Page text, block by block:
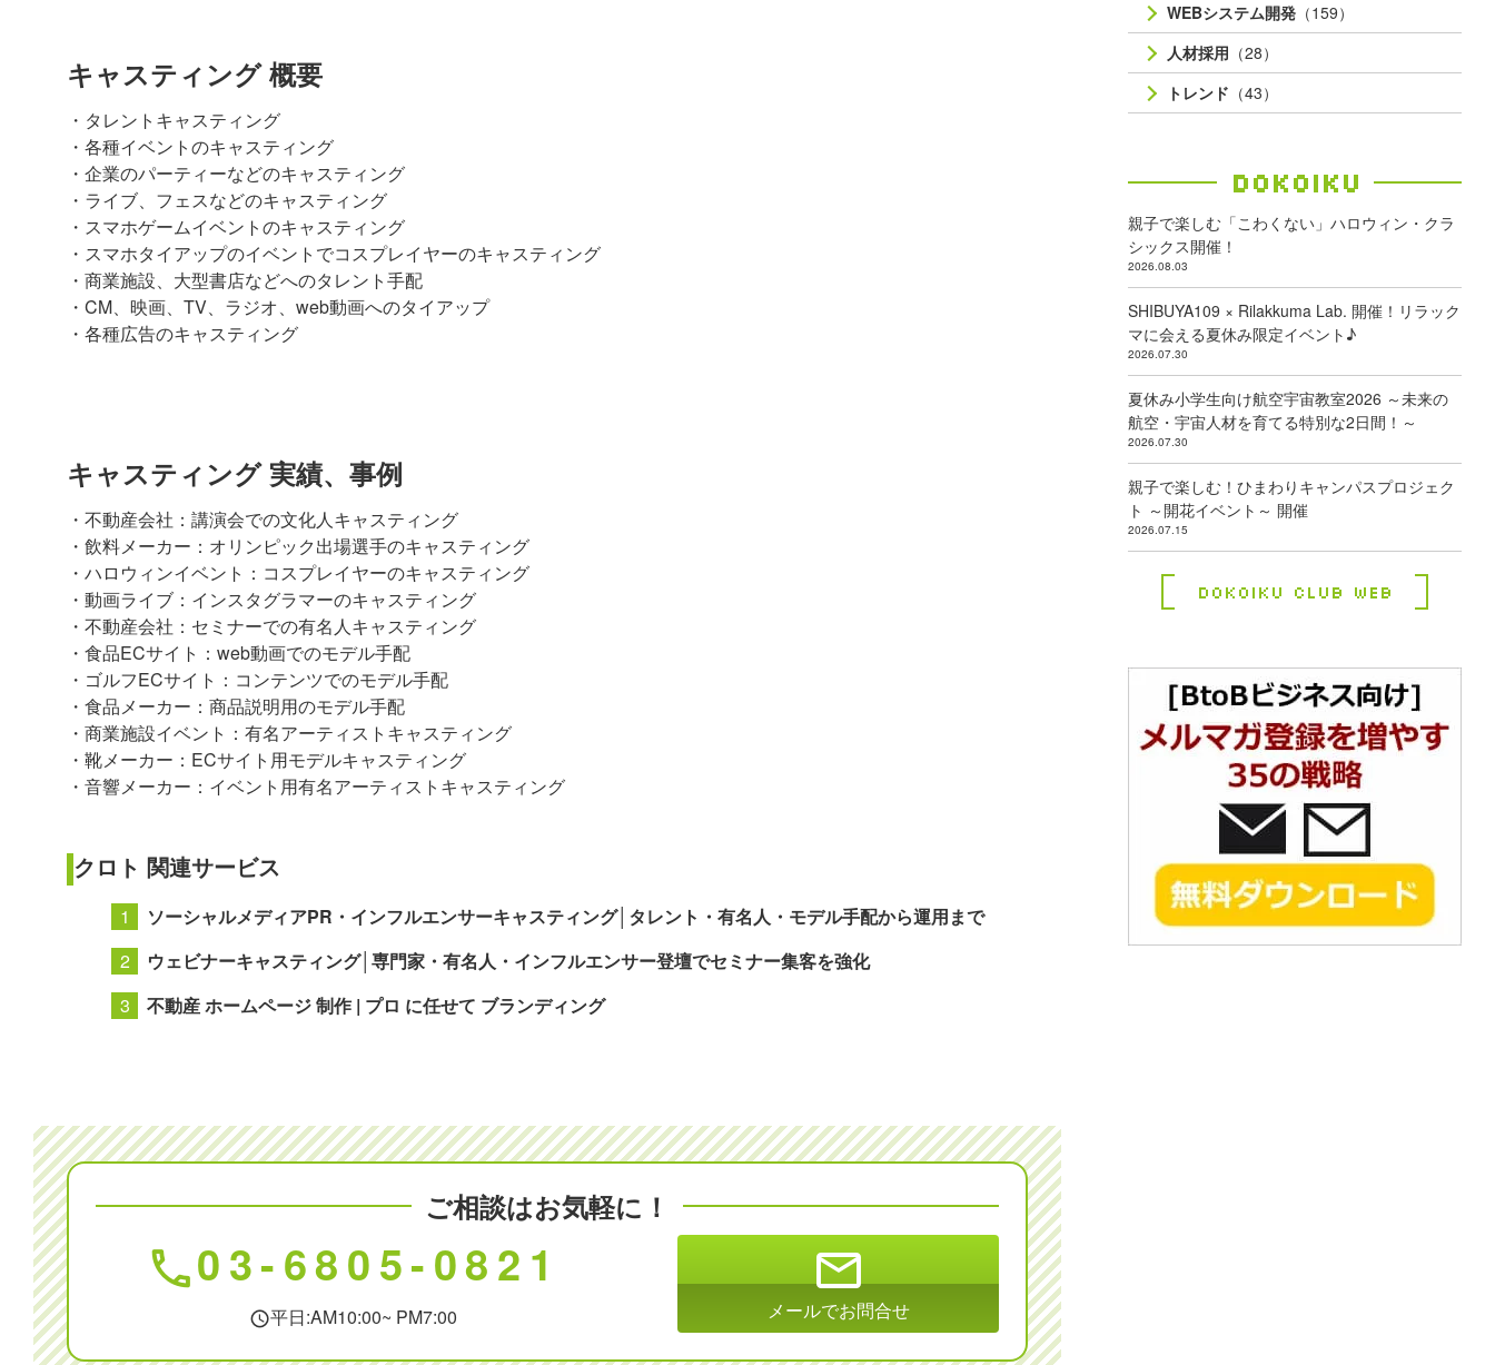
キャスティング 概要
・タレントキャスティング
・各種イベントのキャスティング
・企業のパーティーなどのキャスティング
・ライブ、フェスなどのキャスティング
・スマホゲームイベントのキャスティング
・スマホタイアップのイベントでコスプレイヤーのキャスティング
・商業施設、大型書店などへのタレント手配
・CM、映画、TV、ラジオ、web動画へのタイアップ
・各種広告のキャスティング
キャスティング 実績、事例
・不動産会社：講演会での文化人キャスティング
・飲料メーカー：オリンピック出場選手のキャスティング
・ハロウィンイベント：コスプレイヤーのキャスティング
・動画ライブ：インスタグラマーのキャスティング
・不動産会社：セミナーでの有名人キャスティング
・食品ECサイト：web動画でのモデル手配
・ゴルフECサイト：コンテンツでのモデル手配
・食品メーカー：商品説明用のモデル手配
・商業施設イベント：有名アーティストキャスティング
・靴メーカー：ECサイト用モデルキャスティング
・音響メーカー：イベント用有名アーティストキャスティング
クロト 関連サービス
ソーシャルメディアPR・インフルエンサーキャスティング│タレント・有名人・モデル手配から運用まで
ウェビナーキャスティング│専門家・有名人・インフルエンサー登壇でセミナー集客を強化
不動産 ホームページ 制作 | プロ に任せて ブランディング
ご相談はお気軽に！
phone03-6805-0821
schedule平日:AM10:00~ PM7:00
mail
メールでお問合せ
WEBシステム開発 （159）
人材採用 （28）
トレンド （43）
Dokoiku
親子で楽しむ「こわくない」ハロウィン・クラ
シックス開催！
2026.08.03
SHIBUYA109 × Rilakkuma Lab. 開催！リラック
マに会える夏休み限定イベント♪
2026.07.30
夏休み小学生向け航空宇宙教室2026 ～未来の
航空・宇宙人材を育てる特別な2日間！～
2026.07.30
親子で楽しむ！ひまわりキャンパスプロジェク
ト ～開花イベント～ 開催
2026.07.15
Dokoiku Club Web